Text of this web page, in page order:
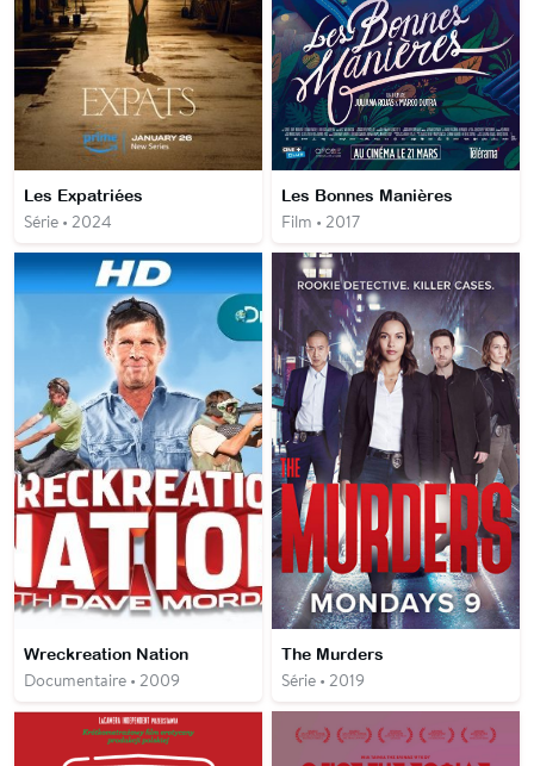
Les Expatriées
Série • 2024
Les Bonnes Manières
Film • 2017
Wreckreation Nation
Documentaire • 2009
The Murders
Série • 2019